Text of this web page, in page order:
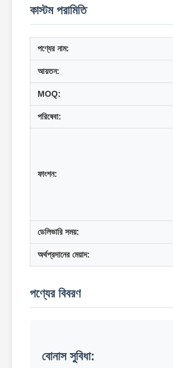
কাস্টম পরামিতি
পণ্যের নাম:
আয়তন:
MOQ:
পরিষেবা:
ফাংশন:
ডেলিভারি সময়:
অর্থপ্রদানের মেয়াদ:
পণ্যের বিবরণ
বোনাস সুবিধা: